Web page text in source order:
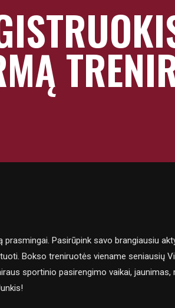
prasmingai. Pasirūpink savo brangiausiu
Bokso treniruotės viename seniausių
sportinio pasirengimo vaikai, jaunimas,